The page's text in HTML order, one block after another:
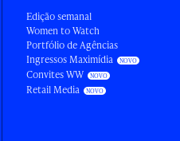
Edição semanal
Women to Watch
Portfólio de Agências
Ingressos Maximídia
Convites WW
Retail Media